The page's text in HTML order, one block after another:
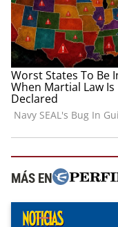
MÁS EN